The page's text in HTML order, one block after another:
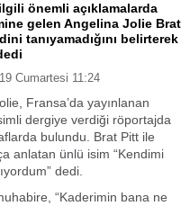
önemli açıklamalarda
gelen Angelina Jolie Brat
tanıyamadığını belirterek
Cumartesi 11:24
Fransa’da yayınlanan
dergiye verdiği röportajda
bulundu. Brat Pitt ile
anlatan ünlü isim “Kendimi
dedi.
“Kaderimin bana ne